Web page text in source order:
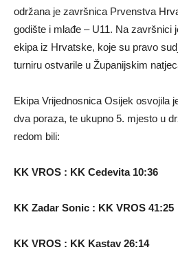
održana je završnica Prvenstva
godište i mlađe – U11. Na završnici
ekipa iz Hrvatske, koje su pravo
turniru ostvarile u Županijskim
Ekipa Vrijednosnica Osijek osvojila
dva poraza, te ukupno 5. mjesto u
redom bili:
KK VROS : KK Cedevita 10:36
KK Zadar Sonic : KK VROS 41:25
KK VROS : KK Kastav 26:14